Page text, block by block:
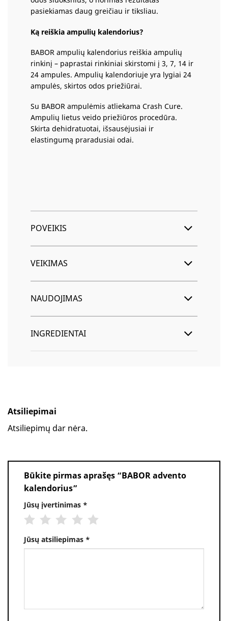
pasiekiamas daug greičiau ir tiksliau.
Ką reiškia ampulių kalendorius?
BABOR ampulių kalendorius reiškia ampulių
rinkinį – paprastai rinkiniai skirstomi į 3, 7, 14 ir
24 ampules. Ampulių kalendoriuje yra lygiai 24
ampulės, skirtos odos priežiūrai.
Su BABOR ampulėmis atliekama Crash Cure.
Ampulių lietus veido priežiūros procedūra.
Skirta dehidratuotai, išsausėjusiai ir
elastingumą praradusiai odai.
POVEIKIS
VEIKIMAS
NAUDOJIMAS
INGREDIENTAI
Atsiliepimai
Atsiliepimų dar nėra.
Būkite pirmas aprašęs “BABOR advento
kalendorius”
Jūsų įvertinimas *
Jūsų atsiliepimas *